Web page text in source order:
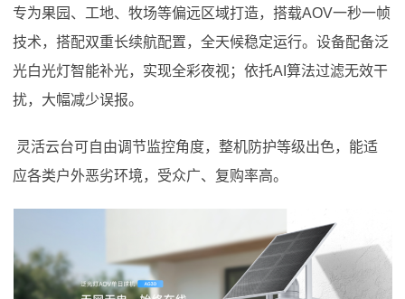
专为果园、工地、牧场等偏远区域打造，搭载AOV一秒一帧
技术，搭配双重长续航配置，全天候稳定运行。设备配备泛
光白光灯智能补光，实现全彩夜视；依托AI算法过滤无效干
扰，大幅减少误报。
灵活云台可自由调节监控角度，整机防护等级出色，能适
应各类户外恶劣环境，受众广、复购率高。